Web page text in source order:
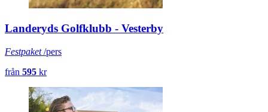
Landeryds Golfklubb - Vesterby
Festpaket/pers
från 595 kr